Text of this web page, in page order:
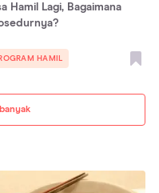
Hamil Lagi, Bagaimana
HAMIL